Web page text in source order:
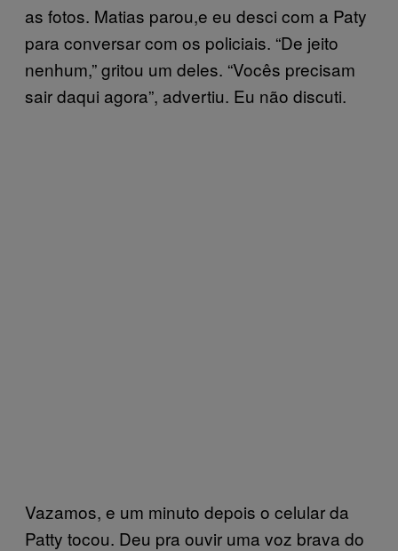
as fotos. Matias parou,e eu desci com a Paty
para conversar com os policiais. “De jeito
nenhum,” gritou um deles. “Vocês precisam
sair daqui agora”, advertiu. Eu não discuti.
Vazamos, e um minuto depois o celular da
Patty tocou. Deu pra ouvir uma voz brava do